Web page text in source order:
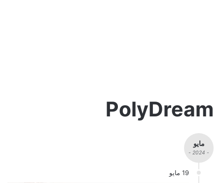
PolyDream
مايو
- 2024 -
19 مايو